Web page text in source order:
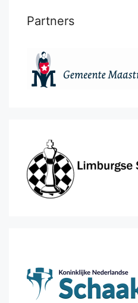
Partners